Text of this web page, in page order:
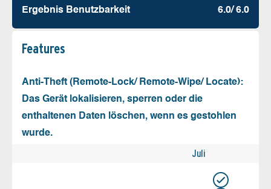
Ergebnis Benutz­barkeit 6.0/ 6.0
Features
Anti-Theft (Remote-Lock/ Remote-Wipe/ Locate):
Das Gerät lokalisieren, sperren oder die
enthaltenen Daten löschen, wenn es gestohlen
wurde.
Juli